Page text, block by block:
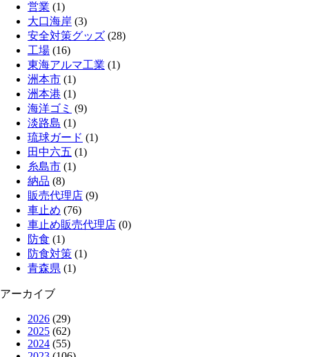
営業 (1)
大口海岸 (3)
安全対策グッズ (28)
工場 (16)
東海アルマ工業 (1)
洲本市 (1)
洲本港 (1)
海洋ゴミ (9)
淡路島 (1)
琉球ガード (1)
田中六五 (1)
糸島市 (1)
納品 (8)
販売代理店 (9)
車止め (76)
車止め販売代理店 (0)
防食 (1)
防食対策 (1)
青森県 (1)
アーカイブ
2026 (29)
2025 (62)
2024 (55)